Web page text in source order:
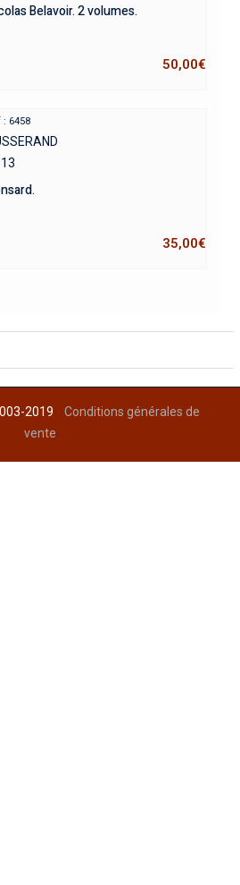
Belavoir. 2 volumes.
50,00€
: 6458
35,00€
2019Conditions générales de
vente